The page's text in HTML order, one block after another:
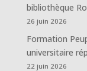
bibliothèque
26 juin 2026
Formation
universitaire
22 juin 2026